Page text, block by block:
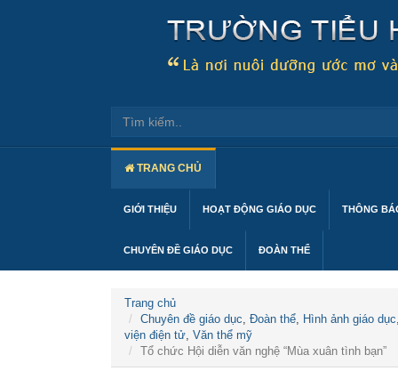
TRANG CHỦ
GIỚI THIỆU HOẠT ĐỘNG GIÁO DỤC THÔNG
CHUYÊN ĐỀ GIÁO DỤC ĐOÀN THỂ
Trang chủ
Chuyên đề giáo dục, Đoàn thể, Hình ảnh giáo dục
viện điện tử, Văn thể mỹ
Tổ chức Hội diễn văn nghệ “Mùa xuân tình bạn”